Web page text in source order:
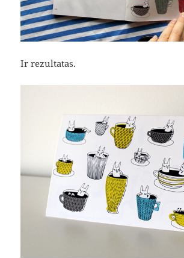
Ir rezultatas.